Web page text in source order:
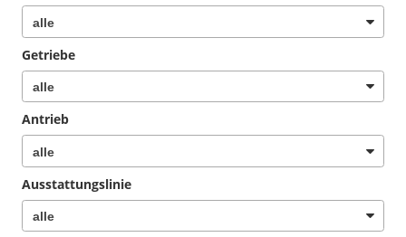
Getriebe
Antrieb
Ausstattungslinie